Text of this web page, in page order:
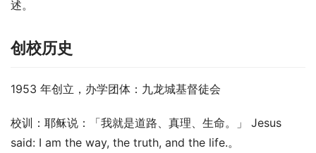
述。
创校历史
1953 年创立，办学团体：九龙城基督徒会
校训：耶稣说：「我就是道路、真理、生命。」 Jesus
said: I am the way, the truth, and the life.。